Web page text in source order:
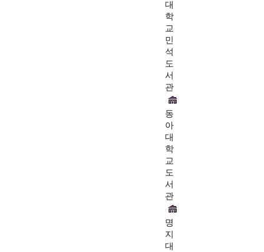
대
학
교
민
석
도
서
관
동
아
대
학
교
도
서
관
명
지
대